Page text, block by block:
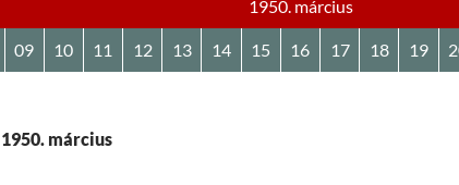
1950. március
09 10 11 12 13 14 15 16 17 18 19
1950. március